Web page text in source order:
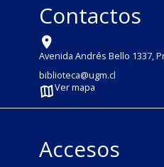
Contactos
Avenida Andrés Bello 1337,
biblioteca@ugm.cl
Ver mapa
Accesos